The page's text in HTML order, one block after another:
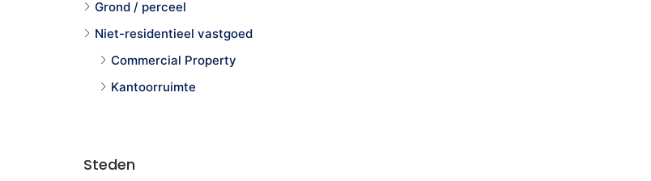
Grond / perceel
Niet-residentieel vastgoed
Commercial Property
Kantoorruimte
Steden